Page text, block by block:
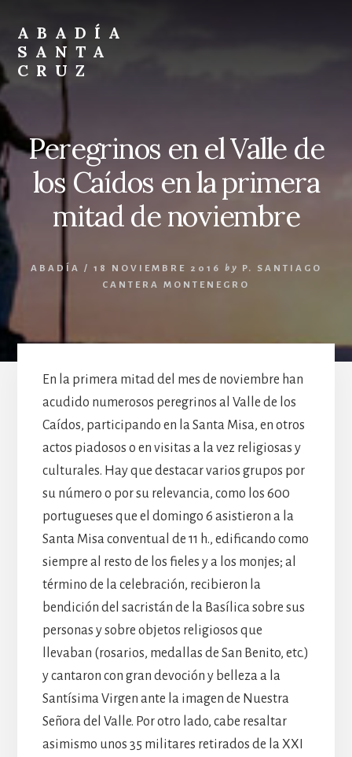
content
footer
ABADÍA
SANTA
CRUZ
Benedictinos
Peregrinos en el Valle de
los Caídos en la primera
mitad de noviembre
ABADÍA / 18 NOVIEMBRE 2016 by
P. SANTIAGO
CANTERA MONTENEGRO
En la primera mitad del mes de noviembre han
acudido numerosos peregrinos al Valle de los
Caídos, participando en la Santa Misa, en otros
actos piadosos o en visitas a la vez religiosas y
culturales. Hay que destacar varios grupos por
su número o por su relevancia, como los 600
portugueses que el domingo 6 asistieron a la
Santa Misa conventual de 11 h., edificando como
siempre al resto de los fieles y a los monjes; al
término de la celebración, recibieron la
bendición del sacristán de la Basílica sobre sus
personas y sobre objetos religiosos que
llevaban (rosarios, medallas de San Benito, etc.)
y cantaron con gran devoción y belleza a la
Santísima Virgen ante la imagen de Nuestra
Señora del Valle. Por otro lado, cabe resaltar
asimismo unos 35 militares retirados de la XXI